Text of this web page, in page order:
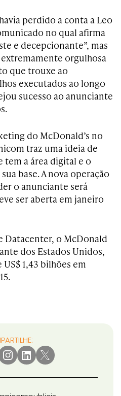
perdido a conta a Leo
no qual afirma
e decepcionante”, mas
orgulhosa
que trouxe ao
executados ao longo
sucesso ao anunciante
do McDonald’s no
traz uma ideia de
tem a área digital e o
base. A nova operação
o anunciante será
ser aberta em janeiro
Datacenter, o McDonald
dos Estados Unidos,
1,43 bilhões em